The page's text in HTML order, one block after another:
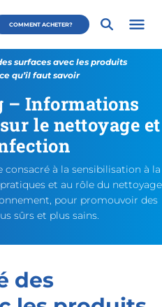
COMMENT ACHETER?
surfaces avec les produits
qu’il faut savoir
– Informations
le nettoyage et
à la sensibilisation à la
et au rôle du nettoyage
pour promouvoir des
sûrs et plus sains.
Compatibilité des surfaces
https://www.cloroxpro.ca/
October 6, 2022
November 8, 2022
https://www.cloroxpro.ca/
CloroxPro CA https://
des